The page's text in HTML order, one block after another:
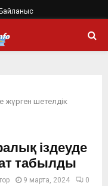
Байланыс
жүрген шетелдік
іздеуде
табылды
9 марта, 2024
0